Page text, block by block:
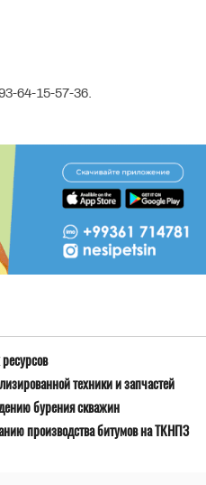
64-15-57-36.
техники и запчастей
бурения скважин
производства битумов на ТКНПЗ